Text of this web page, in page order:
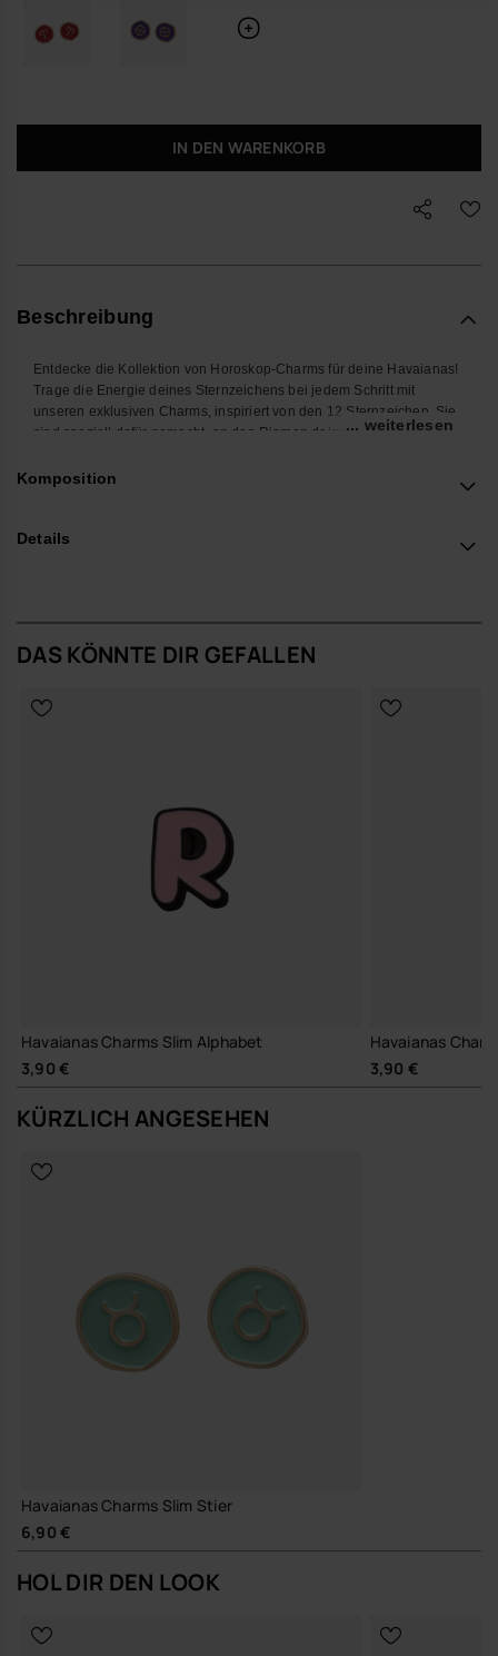
IN DEN WARENKORB
Beschreibung
Entdecke die Kollektion von Horoskop-Charms für deine Havaianas!
Trage die Energie deines Sternzeichens bei jedem Schritt mit
unseren exklusiven Charms, inspiriert von den 12 Sternzeichen. Sie
sind speziell dafür gemacht, an den Riemen deiner Havaianas Slim
Stil und Persönlichkeit verleihen. Finde deinen Charm und
*Quantität: 1 Charm.
... weiterlesen
Komposition
Details
DAS KÖNNTE DIR GEFALLEN
Havaianas Charms Slim Alphabet
3,90 €
Havaianas
3,90 €
KÜRZLICH ANGESEHEN
Havaianas Charms Slim Stier
6,90 €
HOL DIR DEN LOOK